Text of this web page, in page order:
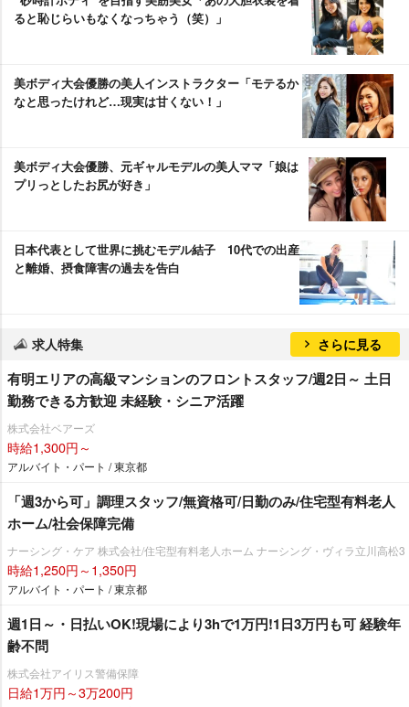
ると恥じらいもなくなっちゃう（笑）」
美ボディ大会優勝の美人インストラクター「モテるか
なと思ったけれど…現実は甘くない！」
美ボディ大会優勝、元ギャルモデルの美人ママ「娘は
プリっとしたお尻が好き」
日本代表として世界に挑むモデル結子 10代での出産
と離婚、摂食障害の過去を告白
求人特集 さらに見る
有明エリアの⾼級マンションのフロントスタッフ/週2日～ 土日
勤務できる方歓迎 未経験・シニア活躍
株式会社ベアーズ
時給1,300円～
アルバイト・パート / 東京都
「週3から可」調理スタッフ/無資格可/日勤のみ/住宅型有料老人
ホーム/社会保障完備
ナーシング・ケア 株式会社/住宅型有料老人ホーム ナーシング・ヴィラ立川高松3
時給1,250円～1,350円
アルバイト・パート / 東京都
週1日～・日払いOK!現場により3hで1万円!1日3万円も可 経験年
齢不問
株式会社アイリス警備保障
日給1万円～3万200円